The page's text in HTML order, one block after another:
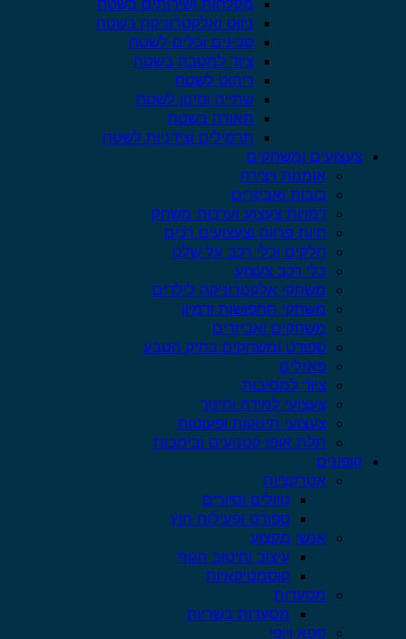
ניווט ואלקטרוניקה בשטח
סכינים וכלים לשטח
ציוד למטבח בשטח
ריהוט לשטח
שתייה וסינון לשטח
תאורה בשטח
תרמילים וצידניות לשטח
צעצועים ומשחקים
אומנות ויצירה
בובות ואביזרים
דמויות צעצוע וערכות משחק
חיות פרווה וצעצועים רכים
חלקים וכלי רכב על שלט
כלי רכב צעצוע
משחקי אלקטרוניקה לילדים
משחקי תחפושות ודמיון
משחקים ואביזרים
ספורט ומשחקים בחיק הטבע
פאזלים
ציוד למסיבות
צעצועי למידה וחינוך
צעצועי תינוקות ופעוטות
תלת אופן קטנועים ובימבות
קופונים
אטרקציות
טיולים וסיורים
ספורט ופעילות חוץ
אנשי מקצוע
עיצוב וחיטוב הגוף
קוסמטיקאיות
מסעדות
מסעדות בשריות
ספא ויופי